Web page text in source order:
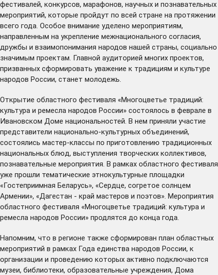
фестивалей, конкурсов, марафонов, научных и познавательных
мероприятий, которые пройдут по всей стране на протяжении
всего года. Особое внимание уделено мероприятиям,
направленным на укрепление межнационального согласия,
дружбы и взаимопонимания народов нашей страны, социально
значимым проектам. Главной аудиторией многих проектов,
призванных сформировать уважение к традициям и культуре
народов России, станет молодежь.
Открытие областного фестиваля «Многоцветье традиций:
культура и ремесла народов России» состоялось в феврале в
Ивановском Доме национальностей. В нем приняли участие
представители национально-культурных объединений,
состоялись мастер-классы по приготовлению традиционных
национальных блюд, выступления творческих коллективов,
познавательные мероприятия. В рамках областного фестиваля
уже прошли тематические этнокультурные площадки
«Гостеприимная Беларусь», «Сердце, согретое солнцем
Армении», «Дагестан - край мастеров и поэтов». Мероприятия
областного фестиваля «Многоцветье традиций: культура и
ремесла народов России» продлятся до конца года.
Напомним, что в регионе также сформирован план областных
мероприятий в рамках Года единства народов России, к
организации и проведению которых активно подключаются
музеи, библиотеки, образовательные учреждения, Дома